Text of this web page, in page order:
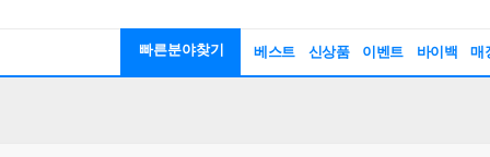
빠른분야찾기 베스트 신상품 이벤트 바이백 매